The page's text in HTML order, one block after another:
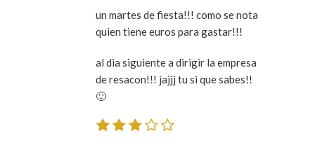
un martes de fiesta!!! como se nota
quien tiene euros para gastar!!!
al dia siguiente a dirigir la empresa
de resacon!!! jajjj tu si que sabes!!
🙂